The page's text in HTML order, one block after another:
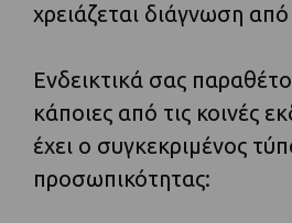
χρειάζεται διάγνωση από
Ενδεικτικά σας
κάποιες από τις κοινές
έχει ο συγκεκριμένος
προσωπικότητας: